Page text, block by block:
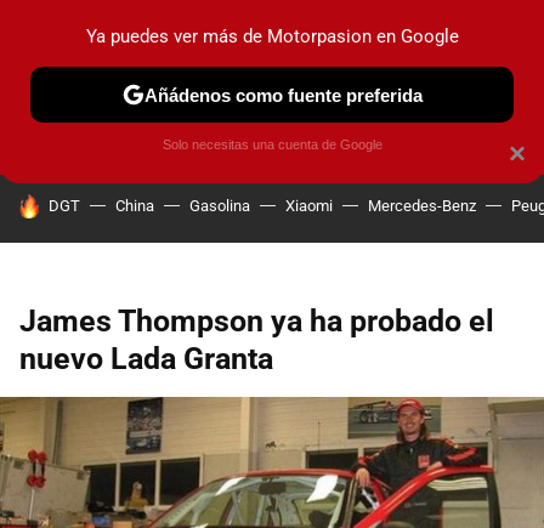
PRUEBAS COCHES ELÉCTRICOS OBSERVATORIO
HOY SE HABLA DE
DGT China Gasolina Xiaomi Mercedes-Benz
James Thompson ya ha probado el
nuevo Lada Granta
×
Ya puedes ver más de Motorpasion en Google
Añádenos como fuente preferida
Solo necesitas una cuenta de Google